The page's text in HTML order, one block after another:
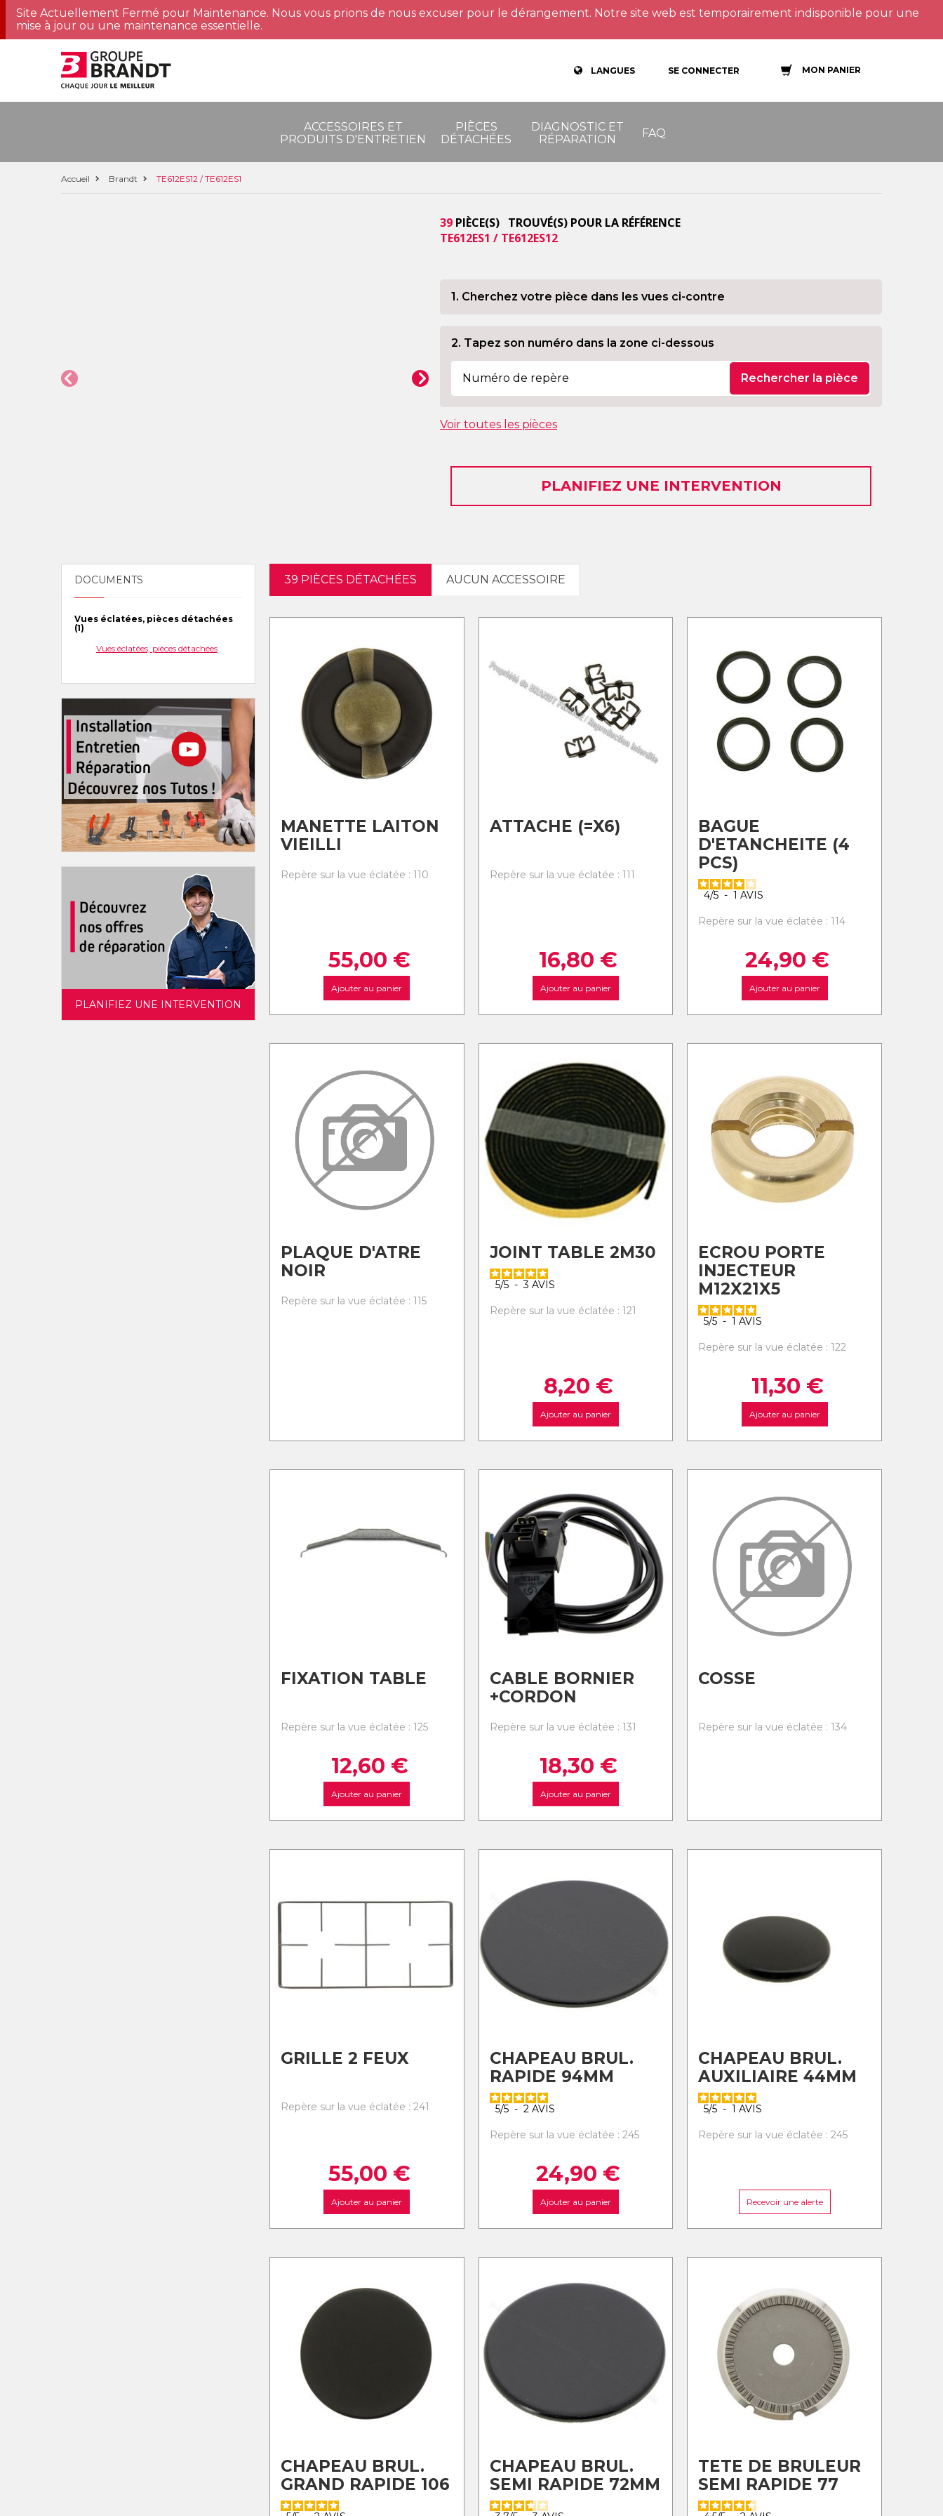
Site Actuellement Fermé pour Maintenance. Nous vous prions de nous excuser pour le dérangement. Notre site web est temporairement indisponible pour une
mise à jour ou une maintenance essentielle.
LANGUES SE CONNECTER MON PANIER
ACCESSOIRES ET
PRODUITS D'ENTRETIEN
PIÈCES
DÉTACHÉES
DIAGNOSTIC ET
RÉPARATION
FAQ
Accueil Brandt TE612ES12 / TE612ES1
39 PIÈCE(S) TROUVÉ(S) POUR LA RÉFÉRENCE
TE612ES1 / TE612ES12
1. Cherchez votre pièce dans les vues ci-contre
2. Tapez son numéro dans la zone ci-dessous
Rechercher la pièce
Voir toutes les pièces
PLANIFIEZ UNE INTERVENTION
DOCUMENTS
Vues éclatées, pièces détachées
(1)
Vues éclatées, pièces détachées
PLANIFIEZ UNE INTERVENTION
39 PIÈCES DÉTACHÉES AUCUN ACCESSOIRE
MANETTE LAITON
VIEILLI
Repère sur la vue éclatée : 110
55,00 €
Ajouter au panier
ATTACHE (=X6)
Repère sur la vue éclatée : 111
16,80 €
Ajouter au panier
BAGUE
D'ETANCHEITE (4
PCS)
4/5 - 1AVIS
Repère sur la vue éclatée : 114
24,90 €
Ajouter au panier
PLAQUE D'ATRE
NOIR
Repère sur la vue éclatée : 115
JOINT TABLE 2M30
5/5 - 3 AVIS
Repère sur la vue éclatée : 121
8,20 €
Ajouter au panier
ECROU PORTE
INJECTEUR
M12X21X5
5/5 - 1AVIS
Repère sur la vue éclatée : 122
11,30 €
Ajouter au panier
FIXATION TABLE
Repère sur la vue éclatée : 125
12,60 €
Ajouter au panier
CABLE BORNIER
+CORDON
Repère sur la vue éclatée : 131
18,30 €
Ajouter au panier
COSSE
Repère sur la vue éclatée : 134
GRILLE 2 FEUX
Repère sur la vue éclatée : 241
55,00 €
Ajouter au panier
CHAPEAU BRUL.
RAPIDE 94MM
5/5 - 2 AVIS
Repère sur la vue éclatée : 245
24,90 €
Ajouter au panier
CHAPEAU BRUL.
AUXILIAIRE 44MM
5/5 - 1AVIS
Repère sur la vue éclatée : 245
Recevoir une alerte
CHAPEAU BRUL.
GRAND RAPIDE 106
CHAPEAU BRUL.
SEMI RAPIDE 72MM
TETE DE BRULEUR
SEMI RAPIDE 77